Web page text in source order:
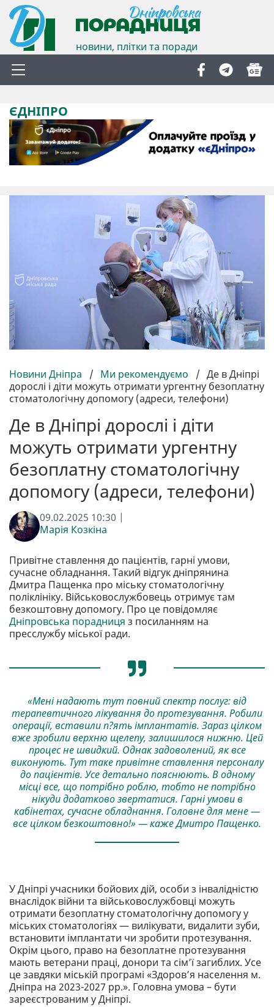
новини, плітки та поради
ЄДНІПРО
Новини Дніпра / Ми рекомендуємо / Де в Дніпрі
дорослі і діти можуть отримати ургентну безоплатну
стоматологічну допомогу (адреси, телефони)
Де в Дніпрі дорослі і діти
можуть отримати ургентну
безоплатну стоматологічну
допомогу (адреси, телефони)
09.02.2025 10:30 |
Марія Козкіна
Привітне ставлення до пацієнтів, гарні умови,
сучасне обладнання. Такий відгук дніпрянина
Дмитра Пащенка про міську стоматологічну
поліклініку. Військовослужбовець отримує там
безкоштовну допомогу. Про це повідомляє
Дніпровська порадниця з посиланням на
пресслужбу міської ради.
«Мені надають тут повний спектр послуг: від
терапевтичного лікування до протезування. Робили
операції, вставили п?ять імплантатів. Зараз цілком
вже зробили верхню щелепу, залишилося нижню. Цей
процес не швидкий. Однак задоволений, як все
виконують. Тут таке привітне ставлення персоналу
до пацієнтів. Усе детально пояснюють. В одному
місці все, що потрібно роблю, тобто не потрібно
нікуди додатково звертатися. Гарні умови в
кабінетах, сучасне обладнання. Головне для мене —
все цілком безкоштовно!» — каже Дмитро Пащенко.
У Дніпрі учасники бойових дій, особи з інвалідністю
внаслідок війни та військовослужбовці можуть
отримати безоплатну стоматологічну допомогу у
міських стоматологіях — вилікувати, видалити зуби,
встановити імплантати чи зробити протезування.
Окрім цього, право на безоплатне протезування
мають ветерани праці, донори та сім’ї загиблих. Усе
це завдяки міській програмі «Здоров’я населення м.
Дніпра на 2023-2027 рр.». Головна умова – бути
зареєстрованим у Дніпрі.